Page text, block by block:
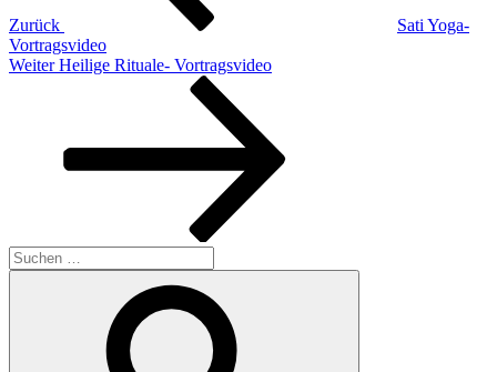
Zurück
Sati Yoga-
Vortragsvideo
Nächster
Weiter Heilige Rituale- Vortragsvideo
Suchen
nach: